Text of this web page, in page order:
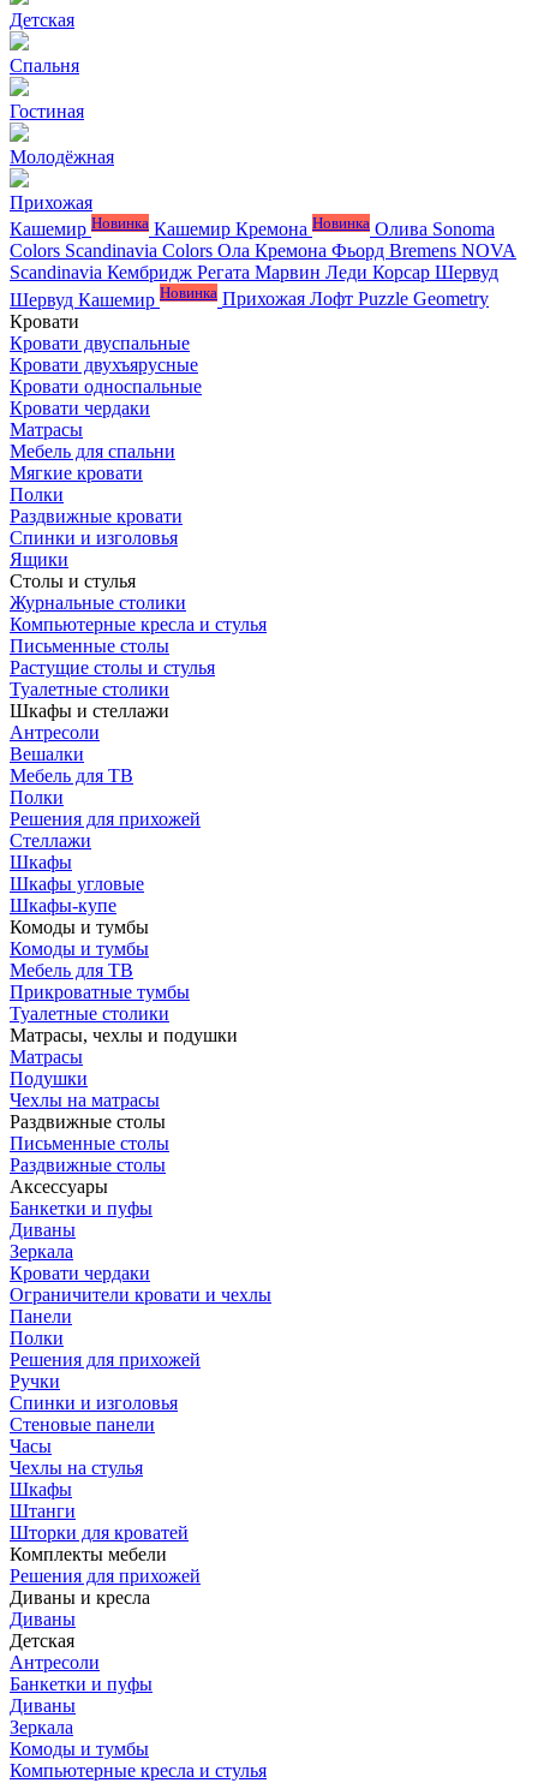
Детская
Спальня
Гостиная
Молодёжная
Прихожая
Кашемир Новинка Кашемир Кремона Новинка Олива Sonoma
Colors Scandinavia Colors Ола Кремона Фьорд Bremens NOVA
Scandinavia Кембридж Регата Марвин Леди Корсар Шервуд
Шервуд Кашемир Новинка Прихожая Лофт Puzzle Geometry
Кровати
Кровати двуспальные
Кровати двухъярусные
Кровати односпальные
Кровати чердаки
Матрасы
Мебель для спальни
Мягкие кровати
Полки
Раздвижные кровати
Спинки и изголовья
Ящики
Столы и стулья
Журнальные столики
Компьютерные кресла и стулья
Письменные столы
Растущие столы и стулья
Туалетные столики
Шкафы и стеллажи
Антресоли
Вешалки
Мебель для ТВ
Полки
Решения для прихожей
Стеллажи
Шкафы
Шкафы угловые
Шкафы-купе
Комоды и тумбы
Комоды и тумбы
Мебель для ТВ
Прикроватные тумбы
Туалетные столики
Матрасы, чехлы и подушки
Матрасы
Подушки
Чехлы на матрасы
Раздвижные столы
Письменные столы
Раздвижные столы
Аксессуары
Банкетки и пуфы
Диваны
Зеркала
Кровати чердаки
Ограничители кровати и чехлы
Панели
Полки
Решения для прихожей
Ручки
Спинки и изголовья
Стеновые панели
Часы
Чехлы на стулья
Шкафы
Штанги
Шторки для кроватей
Комплекты мебели
Решения для прихожей
Диваны и кресла
Диваны
Детская
Антресоли
Банкетки и пуфы
Диваны
Зеркала
Комоды и тумбы
Компьютерные кресла и стулья